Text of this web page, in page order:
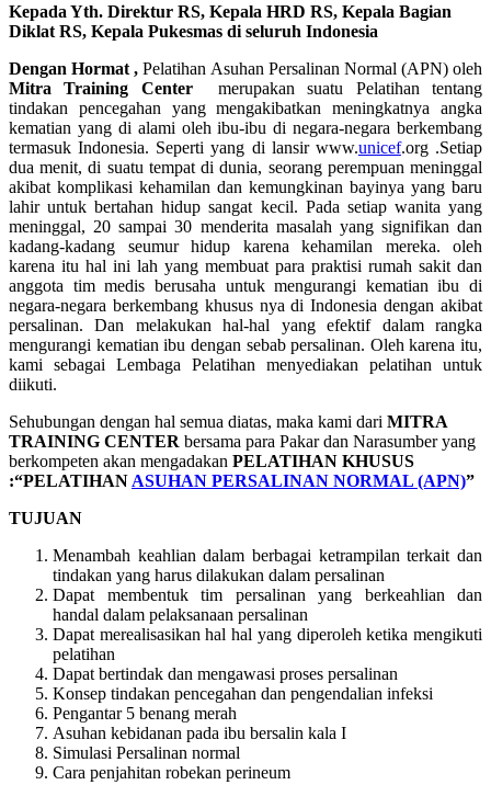
Kepada Yth. Direktur RS, Kepala HRD RS, Kepala Bagian
Diklat RS, Kepala Pukesmas di seluruh Indonesia
Dengan Hormat , Pelatihan Asuhan Persalinan Normal (APN) oleh
Mitra Training Centermerupakan suatu Pelatihan tentang
tindakan pencegahan yang mengakibatkan meningkatnya angka
kematian yang di alami oleh ibu-ibu di negara-negara berkembang
termasuk Indonesia. Seperti yang di lansir www.unicef.org .Setiap
dua menit, di suatu tempat di dunia, seorang perempuan meninggal
akibat komplikasi kehamilan dan kemungkinan bayinya yang baru
lahir untuk bertahan hidup sangat kecil. Pada setiap wanita yang
meninggal, 20 sampai 30 menderita masalah yang signifikan dan
kadang-kadang seumur hidup karena kehamilan mereka. oleh
karena itu hal ini lah yang membuat para praktisi rumah sakit dan
anggota tim medis berusaha untuk mengurangi kematian ibu di
negara-negara berkembang khusus nya di Indonesia dengan akibat
persalinan. Dan melakukan hal-hal yang efektif dalam rangka
mengurangi kematian ibu dengan sebab persalinan. Oleh karena itu,
kami sebagai Lembaga Pelatihan menyediakan pelatihan untuk
diikuti.
Sehubungan dengan hal semua diatas, maka kami dari MITRA
TRAINING CENTER bersama para Pakar dan Narasumber yang
berkompeten akan mengadakan PELATIHAN KHUSUS
:“PELATIHAN ASUHAN PERSALINAN NORMAL (APN)”
TUJUAN
Menambah keahlian dalam berbagai ketrampilan terkait dan
tindakan yang harus dilakukan dalam persalinan
Dapat membentuk tim persalinan yang berkeahlian dan
handal dalam pelaksanaan persalinan
Dapat merealisasikan hal hal yang diperoleh ketika mengikuti
pelatihan
Dapat bertindak dan mengawasi proses persalinan
Konsep tindakan pencegahan dan pengendalian infeksi
Pengantar 5 benang merah
Asuhan kebidanan pada ibu bersalin kala I
Simulasi Persalinan normal
Cara penjahitan robekan perineum